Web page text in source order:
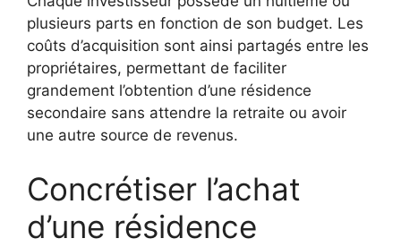
plusieurs parts en fonction de son budget. Les
coûts d’acquisition sont ainsi partagés entre les
propriétaires, permettant de faciliter
grandement l’obtention d’une résidence
secondaire sans attendre la retraite ou avoir
une autre source de revenus.
Concrétiser l’achat
d’une résidence